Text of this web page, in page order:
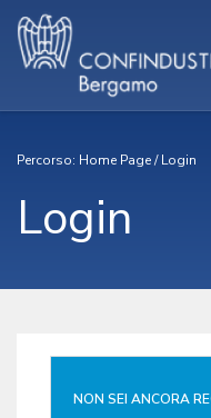
Percorso: Home Page/Login
Login
NON SEI ANCORA